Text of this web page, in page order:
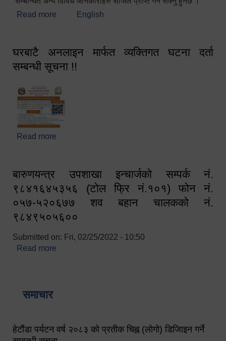
Read more about स्वागतम!!!
English
घरबाटै अनलाइन मार्फत व्यक्तिगत घटना दर्ता
सम्बन्धी सूचना !!
Read more
बारुणयन्त्र उपशाखा इन्चार्जको सम्पर्क नं.
९८४१६४५३५६ (टोल फ्रि नं.१०१) फोन नं.
०५७-५२०६७७ शव बहान चालकको नं.
९८४९५०५६००
Submitted on: Fri, 02/25/2022 - 10:50
Read more
समाचार
हेटौंडा पर्यटन वर्ष २०८३ को प्रतीक चिह्न (लोगो) डिजिाइन गर्ने